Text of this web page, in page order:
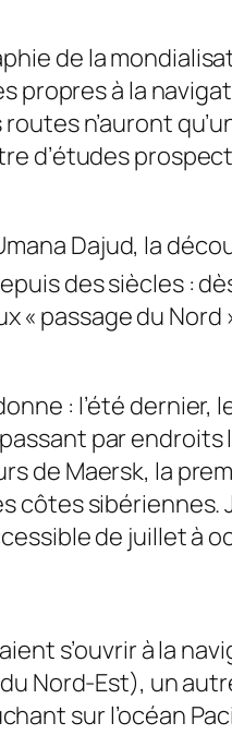
de la
propres à la
n’auront
d’études
Dajud, la
des siècles :
« passage du Nord
: l’été
par endroits
Maersk, la
sibériennes.
de juillet à
s’ouvrir à la
Nord-Est), un
sur l’océan